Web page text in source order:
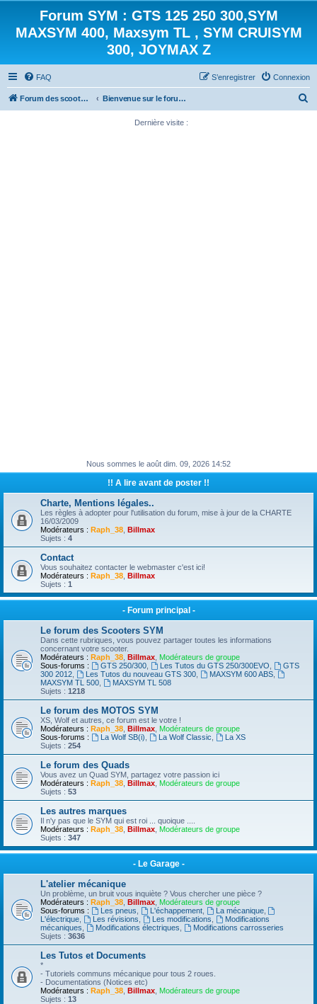
Forum SYM : GTS 125 250 300,SYM
MAXSYM 400, Maxsym TL , SYM CRUISYM
300, JOYMAX Z
FAQ Connexion
S’enregistrer
Forum des scooters SYM - GTS -MAXSYM - CRUISYM - JOYMAX - Maxsym TL Bienvenue sur le forum des scooters de la gamme SYM
Dernière visite :
Nous sommes le août dim. 09, 2026 14:52
!! A lire avant de poster !!
Charte, Mentions légales..
Les règles à adopter pour l'utilisation du forum, mise à jour de la CHARTE
16/03/2009
Modérateurs : Raph_38 Billmax
Sujets : 4
Contact
Vous souhaitez contacter le webmaster c'est ici!
Modérateurs : Raph_38 Billmax
Sujets : 1
- Forum principal -
Le forum des Scooters SYM
Dans cette rubriques, vous pouvez partager toutes les informations
concernant votre scooter.
Modérateurs : Raph_38 Billmax Modérateurs de groupe
Sous-forums :
GTS 250/300, Les Tutos du GTS 250/300EVO
GTS
300 2012
Les Tutos du nouveau GTS 300, MAXSYM 600 ABS,
MAXSYM TL 500
MAXSYM TL 508
Sujets : 1218
Le forum des MOTOS SYM
XS, Wolf et autres, ce forum est le votre !
Modérateurs : Raph_38 Billmax Modérateurs de groupe
Sous-forums :
La Wolf SB(i) La Wolf Classic
La XS
Sujets : 254
Le forum des Quads
Vous avez un Quad SYM, partagez votre passion ici
Modérateurs : Raph_38 Billmax Modérateurs de groupe
Sujets : 53
Les autres marques
Il n'y pas que le SYM qui est roi ... quoique ....
Modérateurs : Raph_38 Billmax Modérateurs de groupe
Sujets : 347
- Le Garage -
L'atelier mécanique
Un problème, un bruit vous inquiète ? Vous chercher une pièce ?
Modérateurs : Raph_38 Billmax Modérateurs de groupe
Sous-forums :
Les pneus L'échappement, La mécanique,
L'électrique
Les révisions Les modifications
Modifications
mécaniques
Modifications électriques
Modifications carrosseries
Sujets : 3636
Les Tutos et Documents
*
- Tutoriels communs mécanique pour tous 2 roues.
- Documentations (Notices etc)
Modérateurs : Raph_38 Billmax Modérateurs de groupe
Sujets : 13